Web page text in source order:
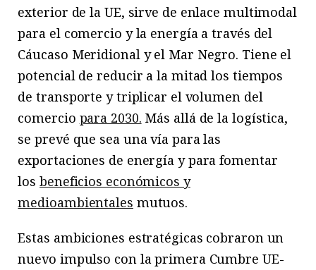
exterior de la UE, sirve de enlace multimodal
para el comercio y la energía a través del
Cáucaso Meridional y el Mar Negro. Tiene el
potencial de reducir a la mitad los tiempos
de transporte y triplicar el volumen del
comercio para 2030. Más allá de la logística,
se prevé que sea una vía para las
exportaciones de energía y para fomentar
losbeneficios económicos y
medioambientales mutuos.
Estas ambiciones estratégicas cobraron un
nuevo impulso con la primera Cumbre UE-